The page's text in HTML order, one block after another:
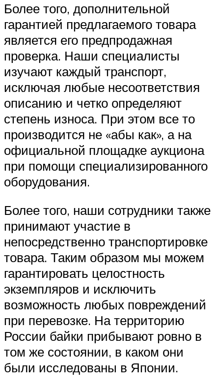
Более того, дополнительной
гарантией предлагаемого товара
является его предпродажная
проверка. Наши специалисты
изучают каждый транспорт,
исключая любые несоответствия
описанию и четко определяют
степень износа. При этом все то
производится не «абы как», а на
официальной площадке аукциона
при помощи специализированного
оборудования.
Более того, наши сотрудники также
принимают участие в
непосредственно транспортировке
товара. Таким образом мы можем
гарантировать целостность
экземпляров и исключить
возможность любых повреждений
при перевозке. На территорию
России байки прибывают ровно в
том же состоянии, в каком они
были исследованы в Японии.